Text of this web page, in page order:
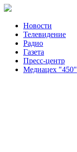
Новости
Телевидение
Радио
Газета
Пресс-центр
Медиацех "450"